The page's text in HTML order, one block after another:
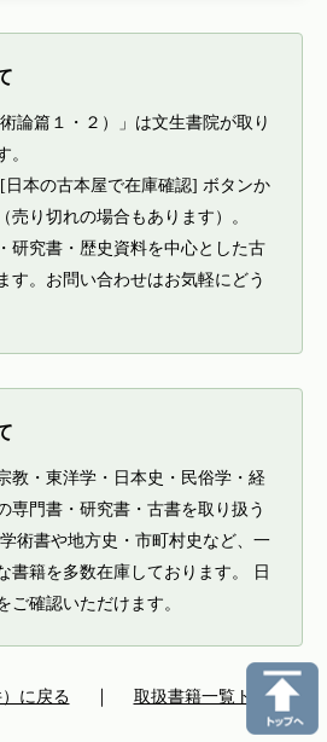
論篇１・２）」は文生書院が取り
。
日本の古本屋で在庫確認] ボタンか
売り切れの場合もあります）。
研究書・歴史資料を中心とした古
す。お問い合わせはお気軽にどう
教・東洋学・日本史・民俗学・経
専門書・研究書・古書を取り扱う
術書や地方史・市町村史など、一
書籍を多数在庫しております。 日
ご確認いただけます。
に戻る 取扱書籍一覧トップ